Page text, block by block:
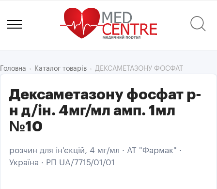
Головна Каталог товарів ДЕКСАМЕТАЗОНУ ФОСФАТ
Дексаметазону фосфат р-
н д/ін. 4мг/мл амп. 1мл
№10
розчин для ін'єкцій, 4 мг/мл · АТ "Фармак" ·
Україна · РП UA/7715/01/01